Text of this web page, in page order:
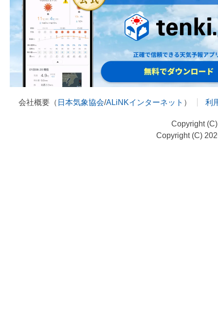
会社概要（ 日本気象協会/ALiNKインターネット ） 利
Copyright
Copyright (C)